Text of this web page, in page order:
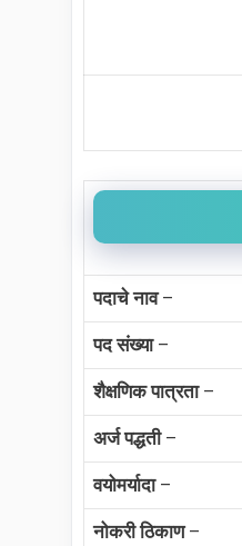
पदाचे नाव–
पद संख्या–
शैक्षणिक पात्रता–
अर्ज पद्धती–
वयोमर्यादा–
नोकरी ठिकाण–